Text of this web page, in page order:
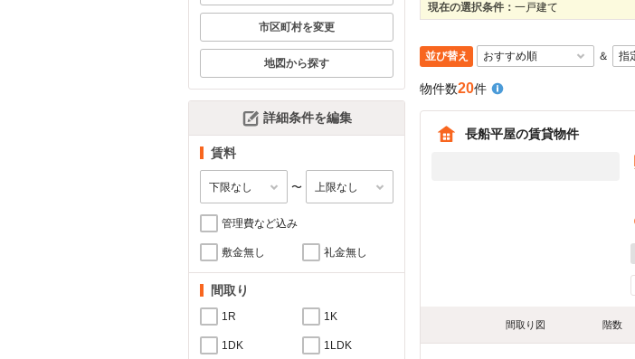
市区町村を変更
地図から探す
詳細条件を編集
賃料
〜
管理費など込み
敷金無し 礼金無し
間取り
1R 1K
1DK 1LDK
現在の選択条件： 一戸建て
並び替え ＆
物件数20件
長船平屋の賃貸物件
間取り図 階数